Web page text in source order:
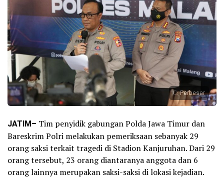
Perbesar
JATIM– Tim penyidik gabungan Polda Jawa Timur dan
Bareskrim Polri melakukan pemeriksaan sebanyak 29
orang saksi terkait tragedi di Stadion Kanjuruhan. Dari 29
orang tersebut, 23 orang diantaranya anggota dan 6
orang lainnya merupakan saksi-saksi di lokasi kejadian.